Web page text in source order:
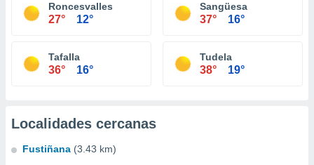
Roncesvalles
27° 12°
Sangüesa
37° 16°
Tafalla
36° 16°
Tudela
38° 19°
Localidades cercanas
Fustiñana (3.43 km)